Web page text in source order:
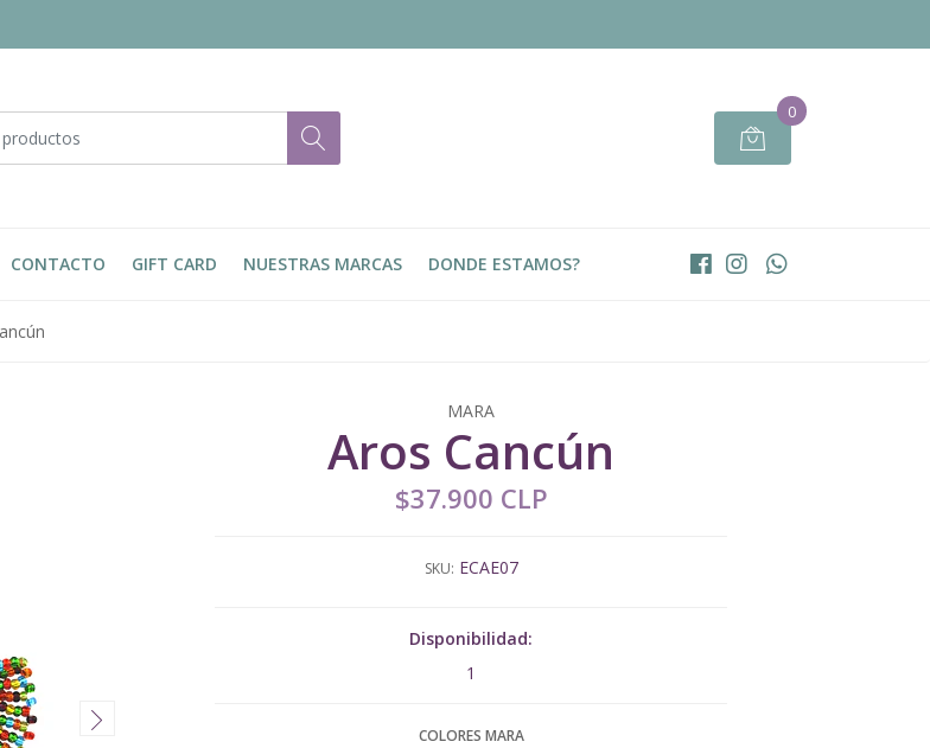
0
CONTACTO GIFT CARD NUESTRAS MARCAS DONDE ESTAMOS?
MARA
Aros Cancún
$37.900 CLP
SKU: ECAE07
Disponibilidad:
1
COLORES MARA